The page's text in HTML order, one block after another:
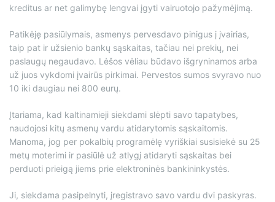
kreditus ar net galimybę lengvai įgyti vairuotojo pažymėjimą.
Patikėję pasiūlymais, asmenys pervesdavo pinigus į įvairias,
taip pat ir užsienio bankų sąskaitas, tačiau nei prekių, nei
paslaugų negaudavo. Lėšos vėliau būdavo išgryninamos arba
už juos vykdomi įvairūs pirkimai. Pervestos sumos svyravo nuo
10 iki daugiau nei 800 eurų.
Įtariama, kad kaltinamieji siekdami slėpti savo tapatybes,
naudojosi kitų asmenų vardu atidarytomis sąskaitomis.
Manoma, jog per pokalbių programėlę vyriškiai susisiekė su 25
metų moterimi ir pasiūlė už atlygį atidaryti sąskaitas bei
perduoti prieigą jiems prie elektroninės bankininkystės.
Ji, siekdama pasipelnyti, įregistravo savo vardu dvi paskyras.